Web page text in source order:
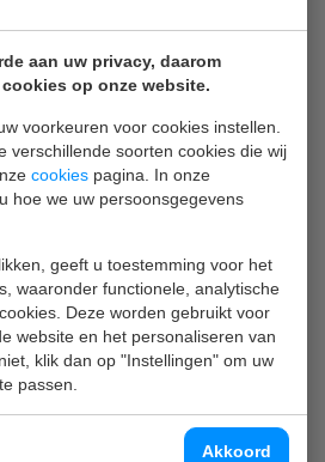
aan uw privacy, daarom
op onze website.
voorkeuren voor cookies instellen.
verschillende soorten cookies die wij
cookies pagina. In onze
hoe we uw persoonsgegevens
geeft u toestemming voor het
waaronder functionele, analytische
Deze worden gebruikt voor
website en het personaliseren van
klik dan op "Instellingen" om uw
passen.
Akkoord
een opfrismodule
die hun huidige
14 modules. Via onderstaande
doorklikken de
of naar de andere